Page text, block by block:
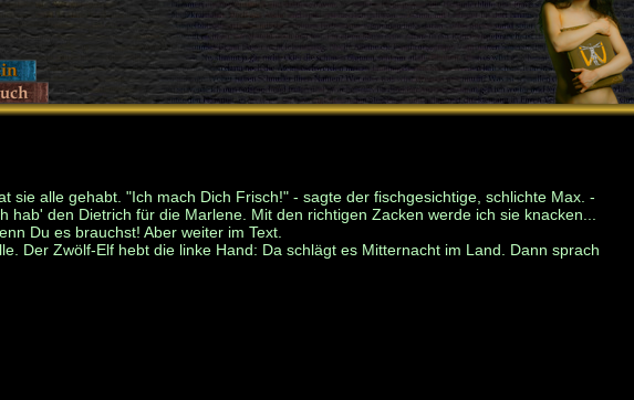
alle gehabt. "Ich mach Dich Frisch!" - sagte der fischgesichtige, schlichte Max. -
den Dietrich für die Marlene. Mit den richtigen Zacken werde ich sie knacken...
Du es brauchst! Aber weiter im Text.
Der Zwölf-Elf hebt die linke Hand: Da schlägt es Mitternacht im Land. Dann sprach